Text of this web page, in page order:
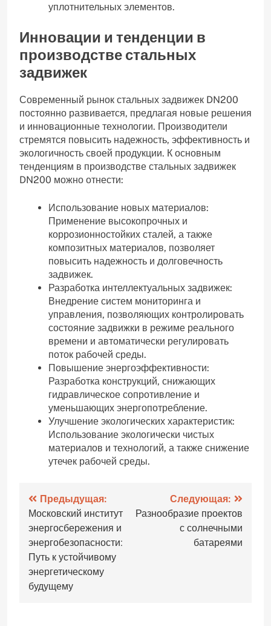
уплотнительных элементов.
Инновации и тенденции в
производстве стальных
задвижек
Современный рынок стальных задвижек DN200
постоянно развивается, предлагая новые решения
и инновационные технологии. Производители
стремятся повысить надежность, эффективность и
экологичность своей продукции. К основным
тенденциям в производстве стальных задвижек
DN200 можно отнести:
Использование новых материалов:
Применение высокопрочных и
коррозионностойких сталей, а также
композитных материалов, позволяет
повысить надежность и долговечность
задвижек.
Разработка интеллектуальных задвижек:
Внедрение систем мониторинга и
управления, позволяющих контролировать
состояние задвижки в режиме реального
времени и автоматически регулировать
поток рабочей среды.
Повышение энергоэффективности:
Разработка конструкций, снижающих
гидравлическое сопротивление и
уменьшающих энергопотребление.
Улучшение экологических характеристик:
Использование экологически чистых
материалов и технологий, а также снижение
утечек рабочей среды.
Навигация
по
записям
Предыдущая:
Московский институт
энергосбережения и
энергобезопасности:
Путь к устойчивому
энергетическому
будущему
Следующая:
Разнообразие проектов
с солнечными
батареями